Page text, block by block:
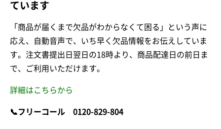
ています
「商品が届くまで欠品がわからなくて困る」という声に
応え、自動音声で、いち早く欠品情報をお伝えしていま
す。注文書提出日翌日の18時より、商品配達日の前日ま
で、ご利用いただけます。
詳細はこちらから
📞フリーコール 0120-829-804